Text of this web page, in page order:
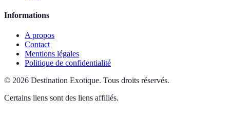
Informations
A propos
Contact
Mentions légales
Politique de confidentialité
© 2026 Destination Exotique. Tous droits réservés.
Certains liens sont des liens affiliés.